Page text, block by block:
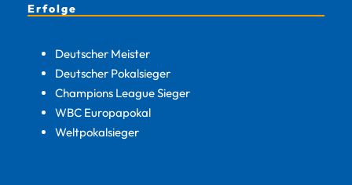
Erfolge
Deutscher Meister
Deutscher Pokalsieger
Champions League Sieger
WBC Europapokal
Weltpokalsieger